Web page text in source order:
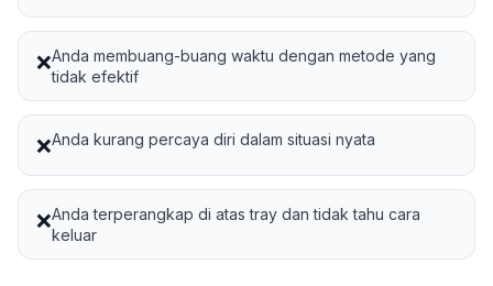
❌Anda membuang-buang waktu dengan metode yang
tidak efektif
❌Anda kurang percaya diri dalam situasi nyata
❌Anda terperangkap di atas tray dan tidak tahu cara
keluar